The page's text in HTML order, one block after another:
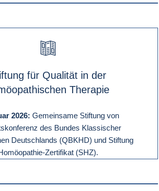
für Qualität in der
Therapie
2026: Gemeinsame Stiftung von
des Bundes Klassischer
Deutschlands (QBKHD) und Stiftung
Zertifikat (SHZ).